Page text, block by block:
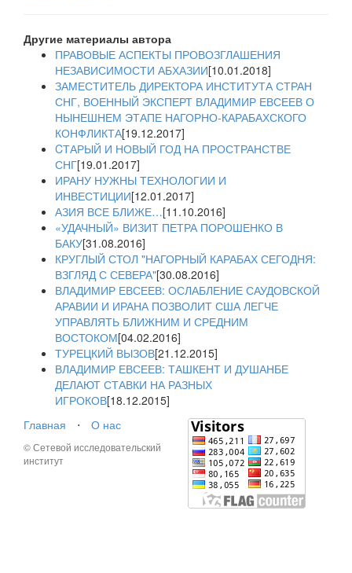
Другие материалы автора
ПРАВОВЫЕ АСПЕКТЫ ПРОВОЗГЛАШЕНИЯ
НЕЗАВИСИМОСТИ АБХАЗИИ[10.01.2018]
ЗАМЕСТИТЕЛЬ ДИРЕКТОРА ИНСТИТУТА СТРАН
СНГ, ВОЕННЫЙ ЭКСПЕРТ ВЛАДИМИР ЕВСЕЕВ О
НЫНЕШНЕМ ЭТАПЕ НАГОРНО-КАРАБАХСКОГО
КОНФЛИКТА[19.12.2017]
CТАРЫЙ И НОВЫЙ ГОД НА ПРОСТРАНСТВЕ
СНГ[19.01.2017]
ИРАНУ НУЖНЫ ТЕХНОЛОГИИ И
ИНВЕСТИЦИИ[12.01.2017]
АЗИЯ ВСЕ БЛИЖЕ…[11.10.2016]
«УДАЧНЫЙ» ВИЗИТ ПЕТРА ПОРОШЕНКО В
БАКУ[31.08.2016]
КРУГЛЫЙ СТОЛ "НАГОРНЫЙ КАРАБАХ СЕГОДНЯ:
ВЗГЛЯД С СЕВЕРА"[30.08.2016]
ВЛАДИМИР ЕВСЕЕВ: ОСЛАБЛЕНИЕ САУДОВСКОЙ
АРАВИИ И ИРАНА ПОЗВОЛИТ США ЛЕГЧЕ
УПРАВЛЯТЬ БЛИЖНИМ И СРЕДНИМ
ВОСТОКОМ[04.02.2016]
ТУРЕЦКИЙ ВЫЗОВ[21.12.2015]
ВЛАДИМИР ЕВСЕЕВ: ТАШКЕНТ И ДУШАНБЕ
ДЕЛАЮТ СТАВКИ НА РАЗНЫХ
ИГРОКОВ[18.12.2015]
Главная
⋅ О нас
© Сетевой исследовательский
институт